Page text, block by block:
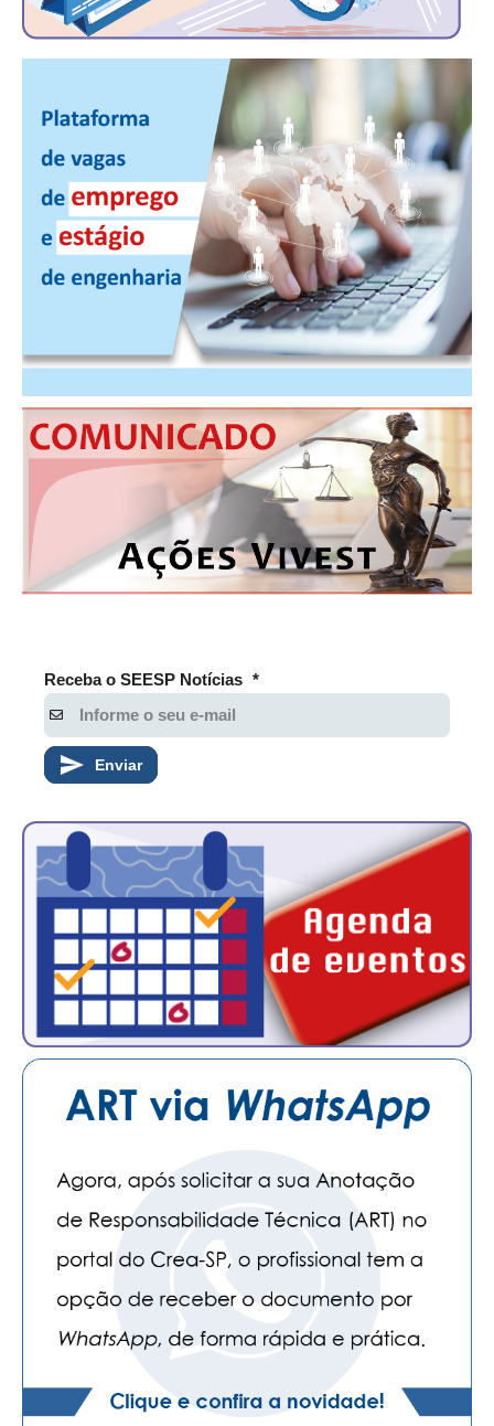
MANUAL DE REDAÇÃO
CONTATO
CADASTRO
ASSOCIE-SE
ATUALIZAÇÃO CADASTRAL
Receba o SEESP Notícias *
Enviar